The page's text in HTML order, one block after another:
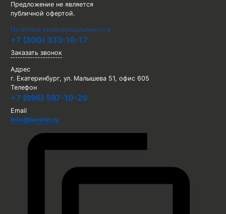
Предложение не является
публичной офертой.
Политика конфиденциальности
+7 (800) 333-10-17
Заказать звонок
Адрес
г. Екатеринбург, ул. Малышева 51, офис 605
Телефон
+7 (996) 597-10-29
Email
info@borimir.ru